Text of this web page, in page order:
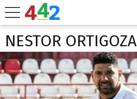
NESTOR ORTIGOZA